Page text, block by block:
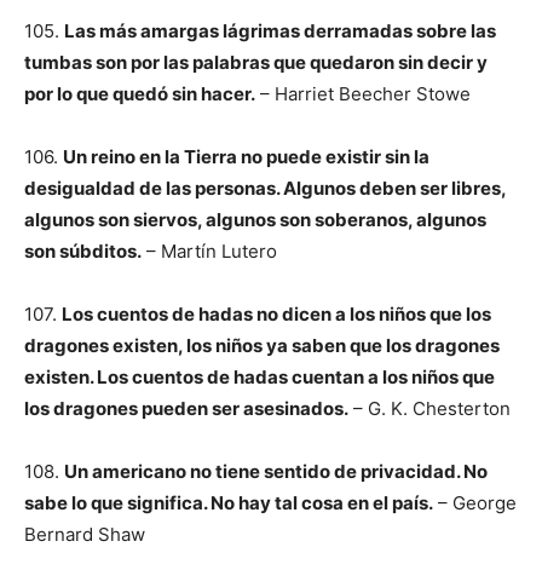
105. Las más amargas lágrimas derramadas sobre las
tumbas son por las palabras que quedaron sin decir y
por lo que quedó sin hacer. – Harriet Beecher Stowe
106. Un reino en la Tierra no puede existir sin la
desigualdad de las personas. Algunos deben ser libres,
algunos son siervos, algunos son soberanos, algunos
son súbditos. – Martín Lutero
107. Los cuentos de hadas no dicen a los niños que los
dragones existen, los niños ya saben que los dragones
existen. Los cuentos de hadas cuentan a los niños que
los dragones pueden ser asesinados. – G. K. Chesterton
108. Un americano no tiene sentido de privacidad. No
sabe lo que significa. No hay tal cosa en el país. – George
Bernard Shaw